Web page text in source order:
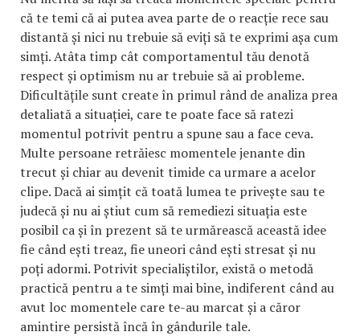
că te temi că ai putea avea parte de o reacție rece sau
distantă și nici nu trebuie să eviți să te exprimi așa cum
simți. Atâta timp cât comportamentul tău denotă
respect și optimism nu ar trebuie să ai probleme.
Dificultățile sunt create în primul rând de analiza prea
detaliată a situației, care te poate face să ratezi
momentul potrivit pentru a spune sau a face ceva.
Multe persoane retrăiesc momentele jenante din
trecut și chiar au devenit timide ca urmare a acelor
clipe. Dacă ai simțit că toată lumea te privește sau te
judecă și nu ai știut cum să remediezi situația este
posibil ca și în prezent să te urmărească această idee
fie când ești treaz, fie uneori când ești stresat și nu
poți adormi. Potrivit specialiștilor, există o metodă
practică pentru a te simți mai bine, indiferent când au
avut loc momentele care te-au marcat și a căror
amintire persistă încă în gândurile tale.